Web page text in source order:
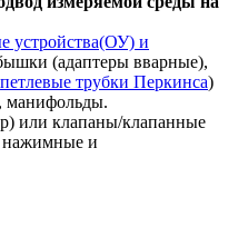
устройства(ОУ) и
(адаптеры вварные),
петлевые трубки Перкинса)
манифольды.
или клапаны/клапанные
и